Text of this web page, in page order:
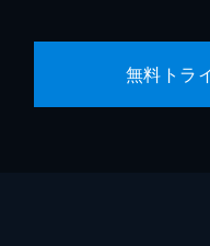
無料トラ